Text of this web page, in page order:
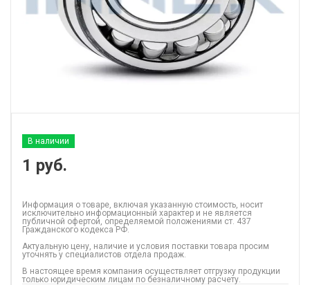
В наличии
1 руб.
Информация о товаре, включая указанную стоимость, носит
исключительно информационный характер и не является
публичной офертой, определяемой положениями ст. 437
Гражданского кодекса РФ.
Актуальную цену, наличие и условия поставки товара просим
уточнять у специалистов отдела продаж.
В настоящее время компания осуществляет отгрузку продукции
только юридическим лицам по безналичному расчету.